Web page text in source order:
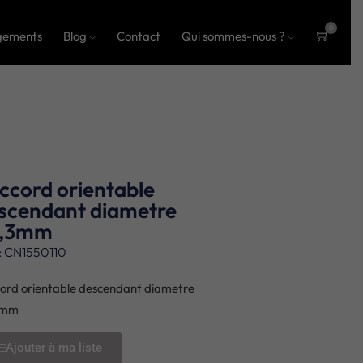
Blog Contact Qui sommes-nous ?
0
orientable
diametre
CN1550110
orientable descendant diametre
Ajouter à ma liste